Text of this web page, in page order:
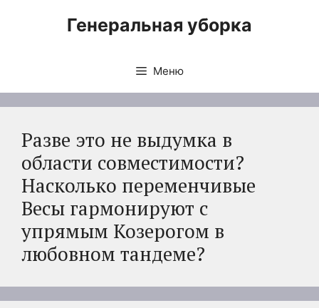
Генеральная уборка
Меню
Разве это не выдумка в
области совместимости?
Насколько переменчивые
Весы гармонируют с
упрямым Козерогом в
любовном тандеме?